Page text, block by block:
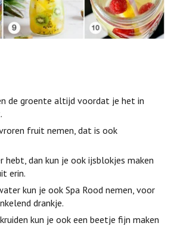
de groente altijd voordat je het in
fruit nemen, dat is ook
dan kun je ook ijsblokjes maken
erin.
kun je ook Spa Rood nemen, voor
drankje.
kun je ook een beetje fijn maken